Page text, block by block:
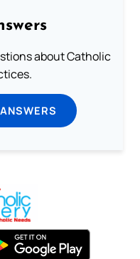
about Catholic